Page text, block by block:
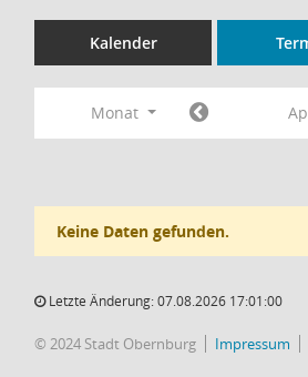
Kalender
Monat
Keine Daten gefunden.
Letzte Änderung: 07.08.2026 17:01:00
© 2024 Stadt Obernburg Impressum